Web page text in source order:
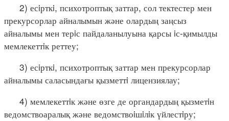
2) есiрткi, психотроптық заттар, сол тектестер мен
прекурсорлар айналымын және олардың заңсыз
айналымы мен терiс пайдаланылуына қарсы iс-қимылды
мемлекеттiк реттеу;
3) есiрткi, психотроптық заттар мен прекурсорлар
айналымы саласындағы қызметтi лицензиялау;
4) мемлекеттiк және өзге де органдардың қызметiн
ведомствоаралық және ведомствоiшiлiк үйлестiру;